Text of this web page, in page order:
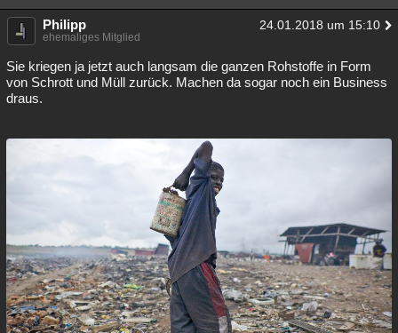
Philipp 24.01.2018 um 15:10
ehemaliges Mitglied
Sie kriegen ja jetzt auch langsam die ganzen Rohstoffe in Form
von Schrott und Müll zurück. Machen da sogar noch ein Business
draus.